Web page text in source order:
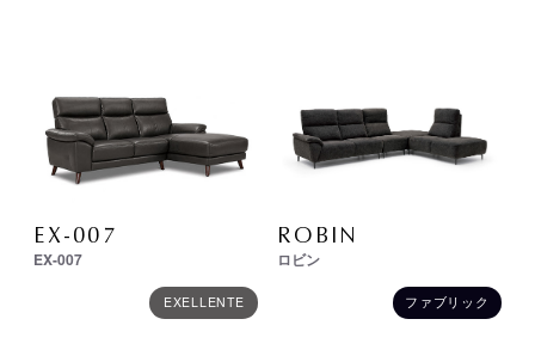
EX-007
EX-007
EXELLENTE
ROBIN
ロビン
ファブリック